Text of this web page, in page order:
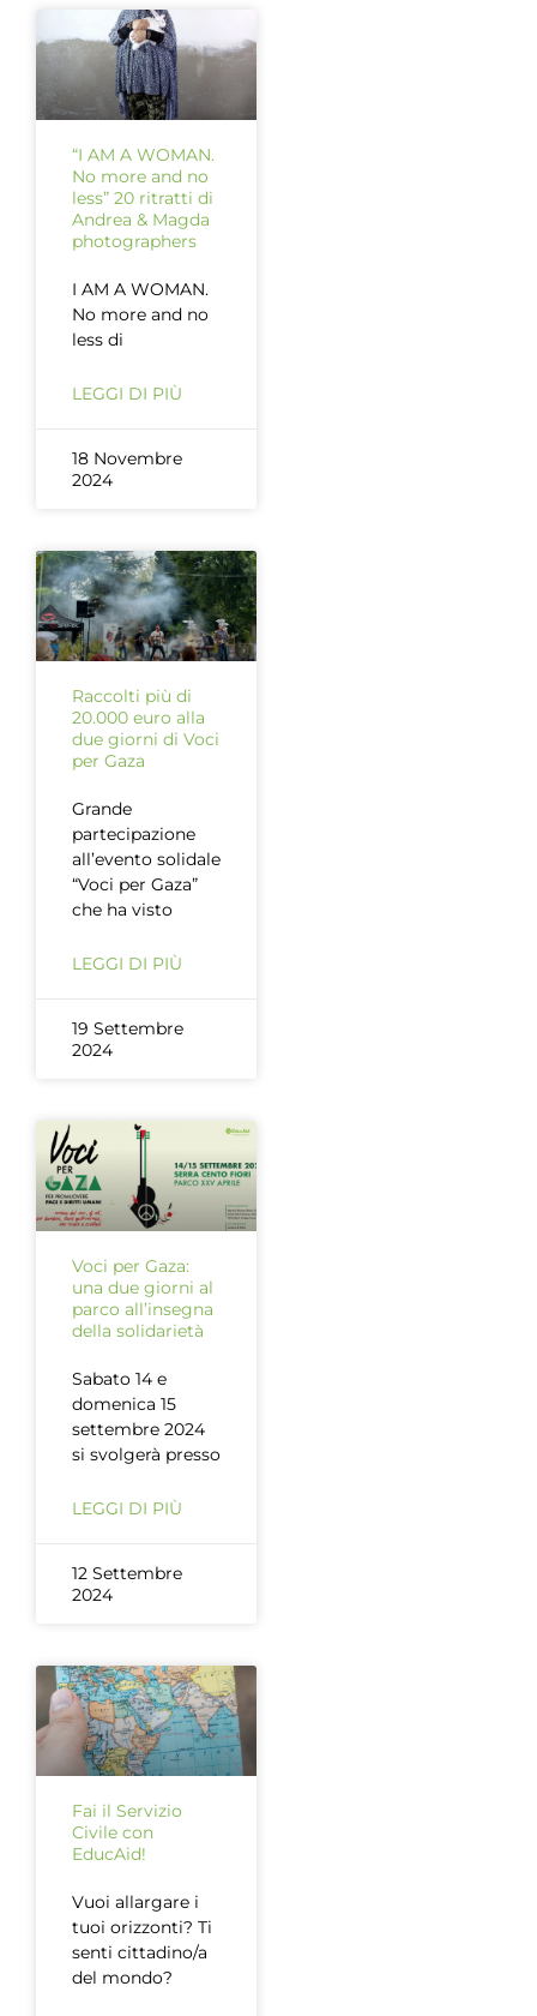
“I AM A WOMAN.
No more and no
less” 20 ritratti di
Andrea & Magda
photographers
I AM A WOMAN.
No more and no
less di
LEGGI DI PIÙ
18 Novembre
2024
Raccolti più di
20.000 euro alla
due giorni di Voci
per Gaza
Grande
partecipazione
all’evento solidale
“Voci per Gaza”
che ha visto
LEGGI DI PIÙ
19 Settembre
2024
Voci per Gaza:
una due giorni al
parco all’insegna
della solidarietà
Sabato 14 e
domenica 15
settembre 2024
si svolgerà presso
LEGGI DI PIÙ
12 Settembre
2024
Fai il Servizio
Civile con
EducAid!
Vuoi allargare i
tuoi orizzonti? Ti
senti cittadino/a
del mondo?